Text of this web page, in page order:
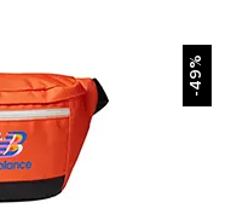
-49%